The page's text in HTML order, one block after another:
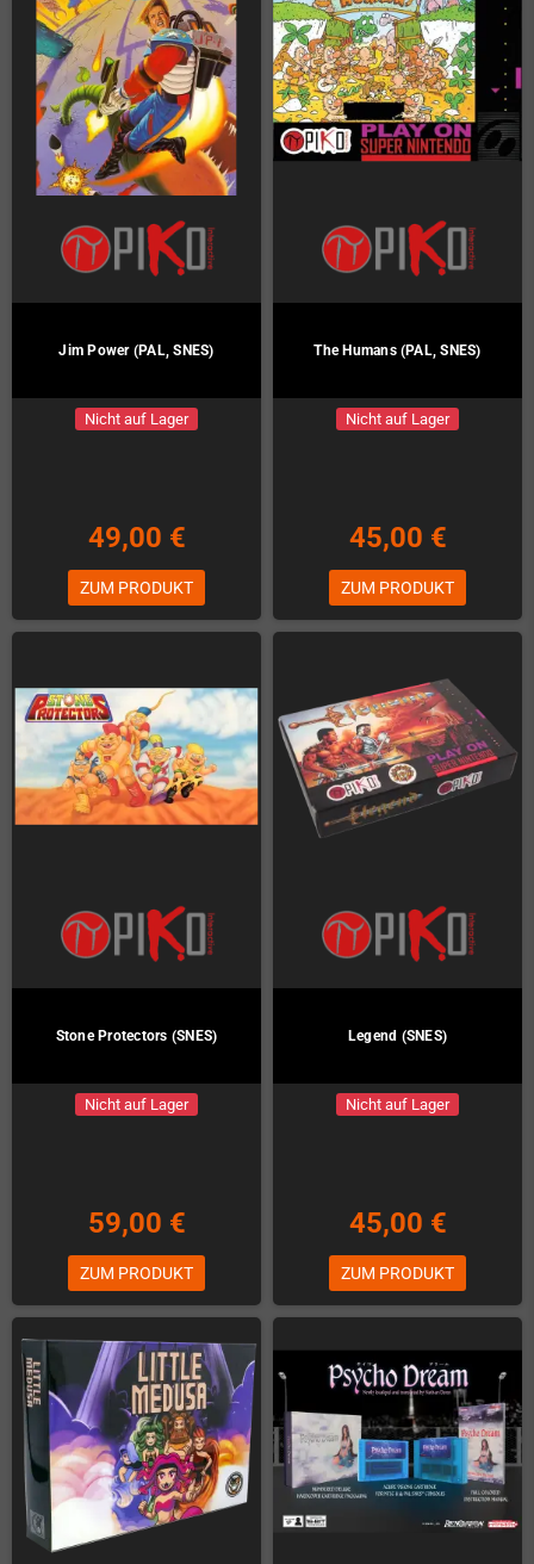
Jim Power (PAL, SNES)
Nicht auf Lager
49,00 €
ZUM PRODUKT
The Humans (PAL, SNES)
Nicht auf Lager
45,00 €
ZUM PRODUKT
Stone Protectors (SNES)
Nicht auf Lager
59,00 €
ZUM PRODUKT
Legend (SNES)
Nicht auf Lager
45,00 €
ZUM PRODUKT